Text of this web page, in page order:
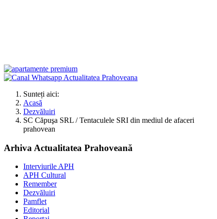
Sunteți aici:
Acasă
Dezvăluiri
SC Căpuşa SRL / Tentaculele SRI din mediul de afaceri
prahovean
Arhiva Actualitatea Prahoveană
Interviurile APH
APH Cultural
Remember
Dezvăluiri
Pamflet
Editorial